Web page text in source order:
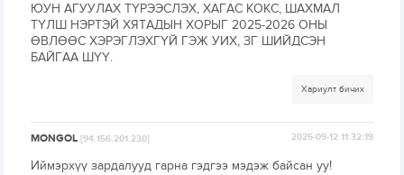
ЮУН АГУУЛАХ ТҮРЭЭСЛЭХ, ХАГАС КОКС, ШАХМАЛ
ТҮЛШ НЭРТЭЙ ХЯТАДЫН ХОРЫГ 2025-2026 ОНЫ
ӨВЛӨӨС ХЭРЭГЛЭХГҮЙ ГЭЖ УИХ, ЗГ ШИЙДСЭН
БАЙГАА ШҮҮ.
Хариулт бичих
MONGOL[94.156.201.230] 2025-09-12 11:32:19
Иймэрхүү зардалууд гарна гэдгээ мэдэж байсан уу!